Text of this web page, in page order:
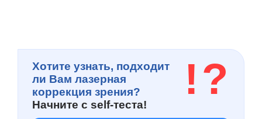
Хотите узнать, подходит
ли Вам лазерная
коррекция зрения?
Начните с self-теста!
!?